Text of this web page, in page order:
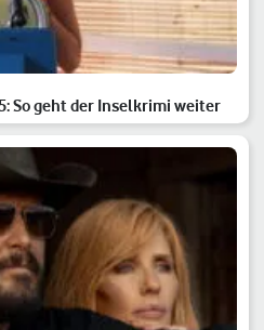
So geht der Inselkrimi weiter